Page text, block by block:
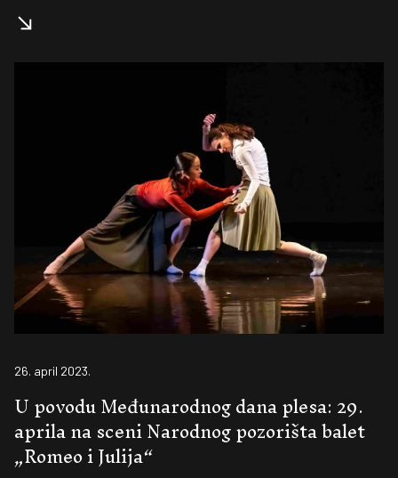
26. april 2023.
U povodu Međunarodnog dana plesa: 29.
aprila na sceni Narodnog pozorišta balet
„Romeo i Julija“